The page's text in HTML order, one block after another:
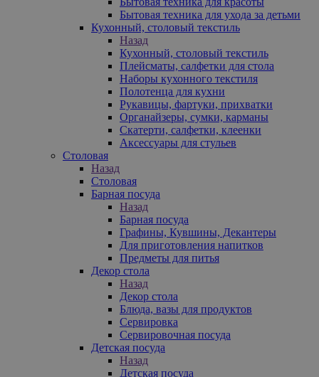
Бытовая техника для ухода за детьми
Кухонный, столовый текстиль
Назад
Кухонный, столовый текстиль
Плейсматы, салфетки для стола
Наборы кухонного текстиля
Полотенца для кухни
Рукавицы, фартуки, прихватки
Органайзеры, сумки, карманы
Скатерти, салфетки, клеенки
Аксессуары для стульев
Столовая
Назад
Столовая
Барная посуда
Назад
Барная посуда
Графины, Кувшины, Декантеры
Для приготовления напитков
Предметы для питья
Декор стола
Назад
Декор стола
Блюда, вазы для продуктов
Сервировка
Сервировочная посуда
Детская посуда
Назад
Детская посуда